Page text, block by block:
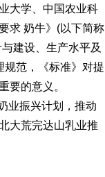
大学、中国农业科
求 奶牛》(以下简称
建设、生产水平及
规范，《标准》对提
要的意义。
业振兴计划，推动
大荒完达山乳业推